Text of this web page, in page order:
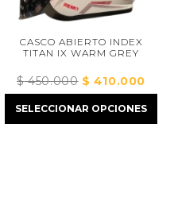
CASCO ABIERTO INDEX
TITAN IX WARM GREY
$450.000El
precio
original
$410.000El
actual
SELECCIONAR OPCIONES